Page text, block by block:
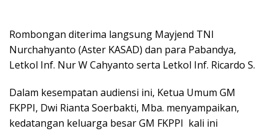
Rombongan diterima langsung Mayjend TNI
Nurchahyanto (Aster KASAD) dan para Pabandya,
Letkol Inf. Nur W Cahyanto serta Letkol Inf. Ricardo S.
Dalam kesempatan audiensi ini, Ketua Umum GM
FKPPI, Dwi Rianta Soerbakti, Mba. menyampaikan,
kedatangan keluarga besar GM FKPPI kali ini